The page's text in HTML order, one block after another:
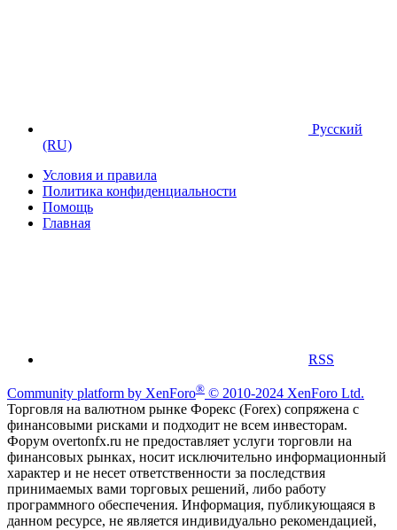
Русский
(RU)
Условия и правила
Политика конфиденциальности
Помощь
Главная
RSS
Community platform by XenForo® © 2010-2024 XenForo Ltd.
Торговля на валютном рынке Форекс (Forex) сопряжена с
финансовыми рисками и подходит не всем инвесторам.
Форум overtonfx.ru не предоставляет услуги торговли на
финансовых рынках, носит исключительно информационный
характер и не несет ответственности за последствия
принимаемых вами торговых решений, либо работу
программного обеспечения. Информация, публикующаяся в
данном ресурсе, не является индивидуально рекомендацией,